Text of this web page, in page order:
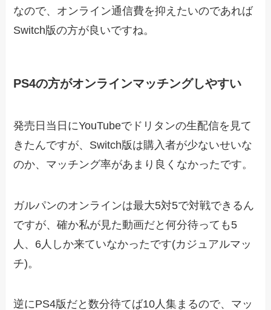
なので、オンライン通信費を抑えたいのであれば
Switch版の方が良いですね。
PS4の方がオンラインマッチングしやすい
発売日当日にYouTubeでドリタンの生配信を見て
きたんですが、Switch版は購入者が少ないせいな
のか、マッチング率があまり良くなかったです。
ガルパンのオンラインは最大5対5で対戦できるん
ですが、確か私が見た動画だと何分待っても5
人、6人しか来ていなかったです(カジュアルマッ
チ)。
逆にPS4版だと数分待てば10人集まるので、マッ